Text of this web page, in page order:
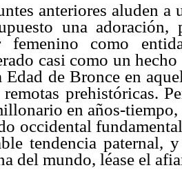
anteriores aluden a
una
femenino como
casi como un
Edad de Bronce en
remotas prehistóricas.
en años-
occidental
tendencia paternal,
del mundo, léase el